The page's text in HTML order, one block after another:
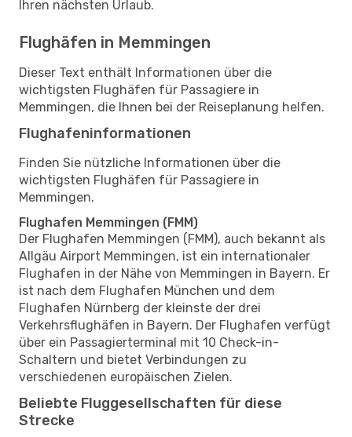
Ihren nächsten Urlaub.
Flughäfen in Memmingen
Dieser Text enthält Informationen über die
wichtigsten Flughäfen für Passagiere in
Memmingen, die Ihnen bei der Reiseplanung helfen.
Flughafeninformationen
Finden Sie nützliche Informationen über die
wichtigsten Flughäfen für Passagiere in
Memmingen.
Flughafen Memmingen (FMM)
Der Flughafen Memmingen (FMM), auch bekannt als
Allgäu Airport Memmingen, ist ein internationaler
Flughafen in der Nähe von Memmingen in Bayern. Er
ist nach dem Flughafen München und dem
Flughafen Nürnberg der kleinste der drei
Verkehrsflughäfen in Bayern. Der Flughafen verfügt
über ein Passagierterminal mit 10 Check-in-
Schaltern und bietet Verbindungen zu
verschiedenen europäischen Zielen.
Beliebte Fluggesellschaften für diese
Strecke